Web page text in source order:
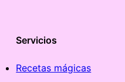
Servicios
Recetas mágicas